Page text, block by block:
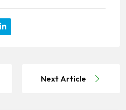
Next Article